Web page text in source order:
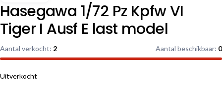
Hasegawa 1/72 Pz Kpfw VI
Tiger I Ausf E last model
Aantal verkocht: 2 Aantal beschikbaar: 0
Uitverkocht